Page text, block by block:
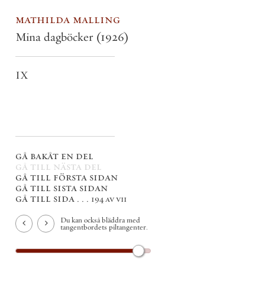
mathilda malling
Mina dagböcker (1926)
IX
gå bakåt en del
gå till nästa del
gå till första sidan
gå till sista sidan
gå till sida . . . 194 av vii
Du kan också bläddra med
tangentbordets piltangenter.